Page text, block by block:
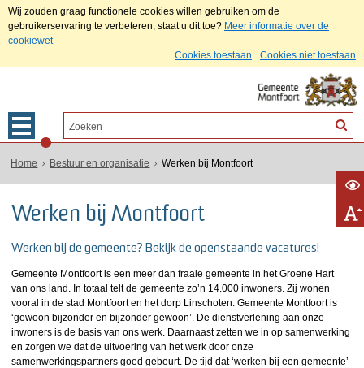
Wij zouden graag functionele cookies willen gebruiken om de
gebruikerservaring te verbeteren, staat u dit toe? Meer informatie over de
cookiewet
Cookies toestaan
Cookies niet toestaan
Home Bestuur en organisatie Werken bij Montfoort
Werken bij Montfoort
Werken bij de gemeente? Bekijk de openstaande vacatures!
Gemeente Montfoort is een meer dan fraaie gemeente in het Groene Hart
van ons land. In totaal telt de gemeente zo’n 14.000 inwoners. Zij wonen
vooral in de stad Montfoort en het dorp Linschoten. Gemeente Montfoort is
‘gewoon bijzonder en bijzonder gewoon’. De dienstverlening aan onze
inwoners is de basis van ons werk. Daarnaast zetten we in op samenwerking
en zorgen we dat de uitvoering van het werk door onze
samenwerkingspartners goed gebeurt. De tijd dat ‘werken bij een gemeente’